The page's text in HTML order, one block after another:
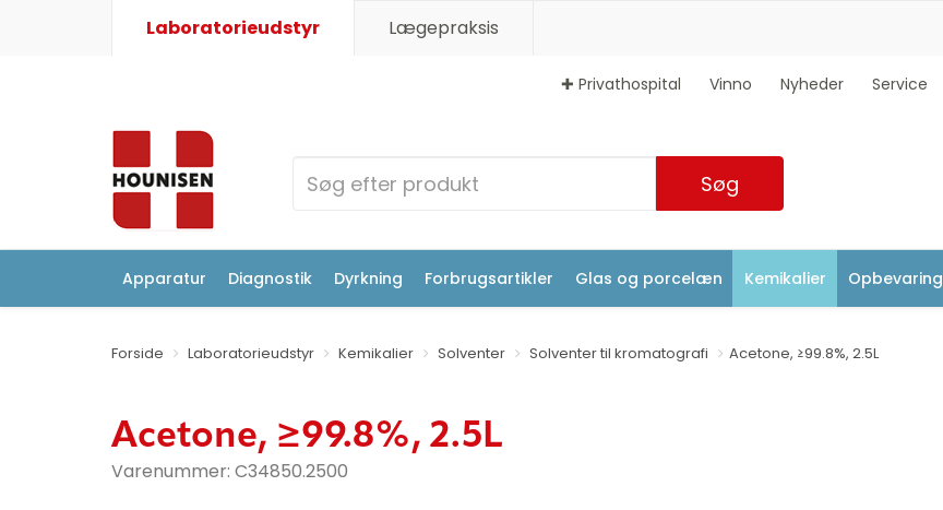
Laboratorieudstyr Lægepraksis
✚ Privathospital Vinno Nyheder Service
Søg
Apparatur Diagnostik Dyrkning Forbrugsartikler Glas og porcelæn Kemikalier Opbevaring
Forside Laboratorieudstyr Kemikalier Solventer Solventer til kromatografi Acetone, ≥99.8%, 2.5L
Acetone, ≥99.8%, 2.5L
Varenummer: C34850.2500